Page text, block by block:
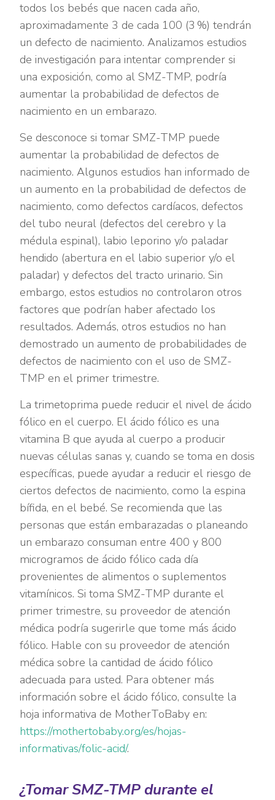
todos los bebés que nacen cada año,
aproximadamente 3 de cada 100 (3 %) tendrán
un defecto de nacimiento. Analizamos estudios
de investigación para intentar comprender si
una exposición, como al SMZ-TMP, podría
aumentar la probabilidad de defectos de
nacimiento en un embarazo.
Se desconoce si tomar SMZ-TMP puede
aumentar la probabilidad de defectos de
nacimiento. Algunos estudios han informado de
un aumento en la probabilidad de defectos de
nacimiento, como defectos cardíacos, defectos
del tubo neural (defectos del cerebro y la
médula espinal), labio leporino y/o paladar
hendido (abertura en el labio superior y/o el
paladar) y defectos del tracto urinario. Sin
embargo, estos estudios no controlaron otros
factores que podrían haber afectado los
resultados. Además, otros estudios no han
demostrado un aumento de probabilidades de
defectos de nacimiento con el uso de SMZ-
TMP en el primer trimestre.
La trimetoprima puede reducir el nivel de ácido
fólico en el cuerpo. El ácido fólico es una
vitamina B que ayuda al cuerpo a producir
nuevas células sanas y, cuando se toma en dosis
específicas, puede ayudar a reducir el riesgo de
ciertos defectos de nacimiento, como la espina
bífida, en el bebé. Se recomienda que las
personas que están embarazadas o planeando
un embarazo consuman entre 400 y 800
microgramos de ácido fólico cada día
provenientes de alimentos o suplementos
vitamínicos. Si toma SMZ-TMP durante el
primer trimestre, su proveedor de atención
médica podría sugerirle que tome más ácido
fólico. Hable con su proveedor de atención
médica sobre la cantidad de ácido fólico
adecuada para usted. Para obtener más
información sobre el ácido fólico, consulte la
hoja informativa de MotherToBaby en:
https://mothertobaby.org/es/hojas-
informativas/folic-acid/.
¿Tomar SMZ-TMP durante el